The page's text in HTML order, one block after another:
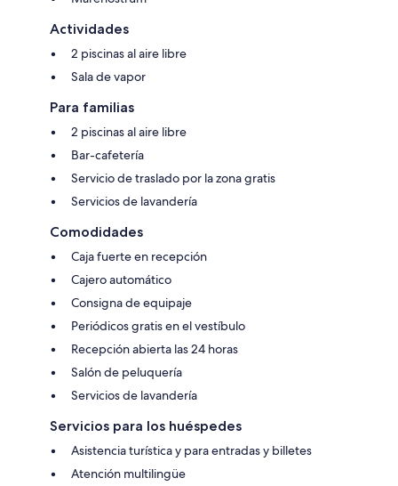
Actividades
2 piscinas al aire libre
Sala de vapor
Para familias
2 piscinas al aire libre
Bar-cafetería
Servicio de traslado por la zona gratis
Servicios de lavandería
Comodidades
Caja fuerte en recepción
Cajero automático
Consigna de equipaje
Periódicos gratis en el vestíbulo
Recepción abierta las 24 horas
Salón de peluquería
Servicios de lavandería
Servicios para los huéspedes
Asistencia turística y para entradas y billetes
Atención multilingüe